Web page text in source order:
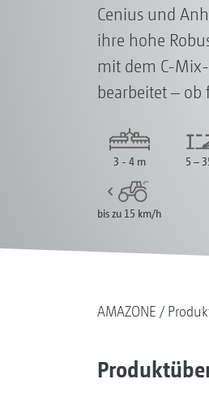
Cenius und
ihre hohe
mit dem C-
bearbeitet – ob
3 - 4 m 5 –
bis zu 15 km/h
AMAZONE